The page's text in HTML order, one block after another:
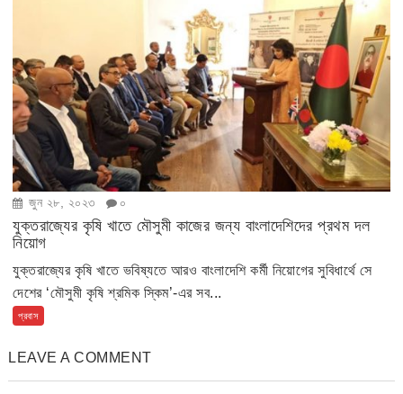
জুন ২৮, ২০২৩ ০
যুক্তরাজ্যের কৃষি খাতে মৌসুমী কাজের জন্য বাংলাদেশিদের প্রথম দল
নিয়োগ
যুক্তরাজ্যের কৃষি খাতে ভবিষ্যতে আরও বাংলাদেশি কর্মী নিয়োগের সুবিধার্থে সে
দেশের ‘মৌসুমী কৃষি শ্রমিক স্কিম’-এর সব...
প্রবাস
LEAVE A COMMENT